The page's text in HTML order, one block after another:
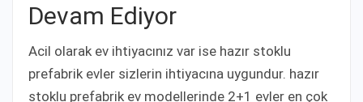
Devam Ediyor
Acil olarak ev ihtiyacınız var ise hazır stoklu
prefabrik evler sizlerin ihtiyacına uygundur. hazır
stoklu prefabrik ev modellerinde 2+1 evler en çok